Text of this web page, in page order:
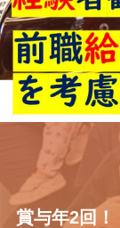
賞与年2回！